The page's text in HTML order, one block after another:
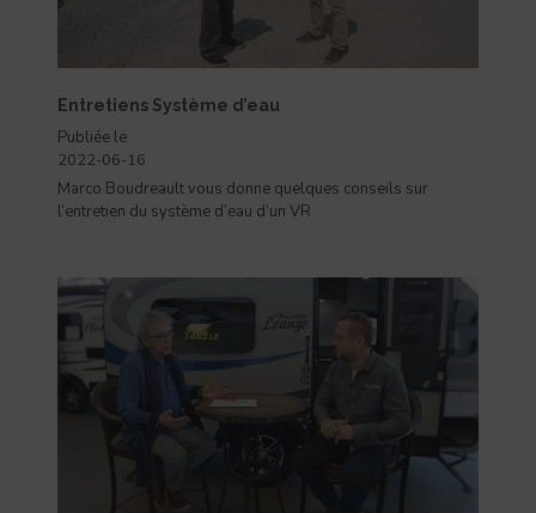
Entretiens Système d’eau
Publiée le
2022-06-16
Marco Boudreault vous donne quelques conseils sur
l’entretien du système d’eau d’un VR